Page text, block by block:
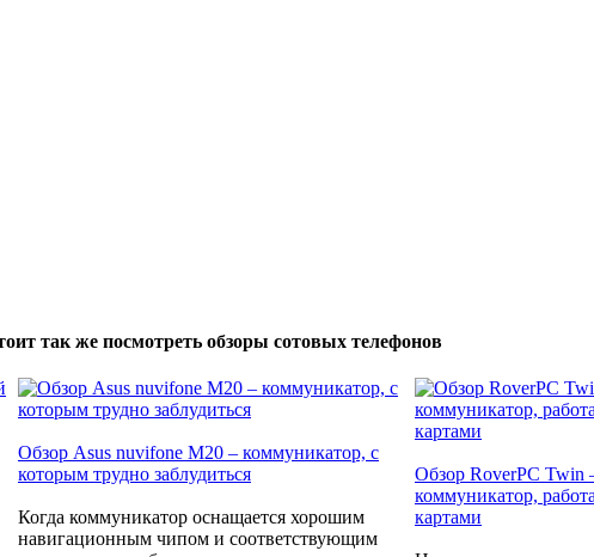
так же посмотреть обзоры сотовых телефонов
Обзор Asus nuvifone M20 – коммуникатор, с
которым трудно заблудиться
Когда коммуникатор оснащается хорошим
навигационным чипом и соответствующим
Обзор RoverPC Twin
коммуникатор,
картами